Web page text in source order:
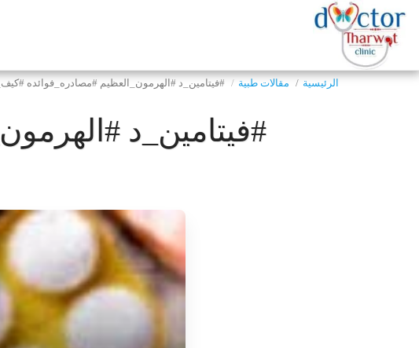
الرئيسية مقالات طبية #فيتامين_د #الهرمون_العظيم #مصادره_فوائده
#فيتامين_د